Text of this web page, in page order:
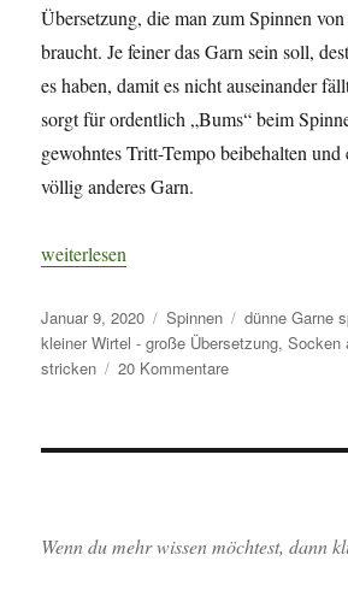
Übersetzung, die man zum Spinnen
braucht. Je feiner das Garn sein soll,
es haben, damit es nicht auseinander
sorgt für ordentlich „Bums“ beim
gewohntes Tritt-Tempo beibehalten
völlig anderes Garn.
„Kleiner Wirtel – große Übersetzung für
weiterlesen
Veröffentlicht
am
Januar 9, 2020 Kategorien
Spinnen Schlagwörter
dünne Garne
kleiner Wirtel - große Übersetzung,Socken
stricken
20 Kommentarezu
–
feine
Wenn du mehr wissen möchtest, dann